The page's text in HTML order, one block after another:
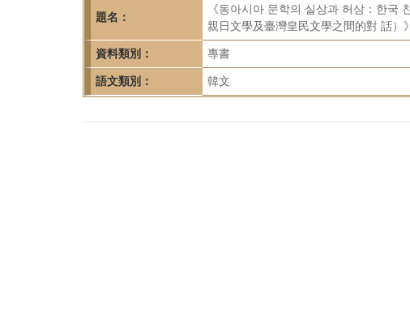
題名：
《동아시아 문학의 실상과 허상：한국
親日文學及臺灣皇民文學之間的對 話）
資料類別： 專書
語文類別： 韓文